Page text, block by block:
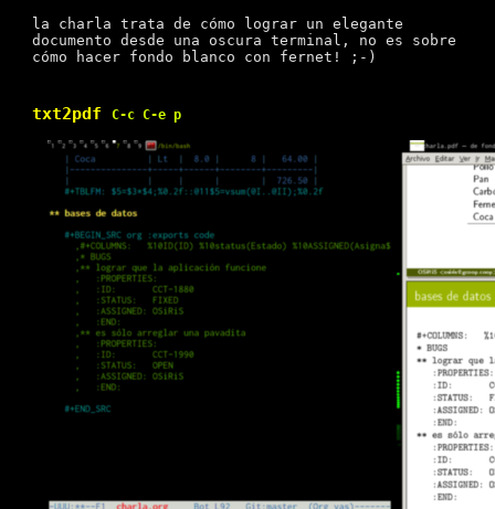
la charla trata de cómo lograr un elegante
documento desde una oscura terminal, no es sobre
cómo hacer fondo blanco con fernet! ;-)
txt2pdf C-c C-e p